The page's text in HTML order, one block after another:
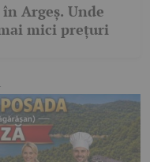
Argeș. Unde
mici prețuri